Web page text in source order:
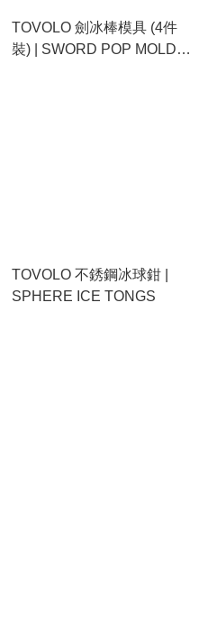
TOVOLO 劍冰棒模具 (4件
裝) | SWORD POP MOLDS
TOVOLO 不銹鋼冰球鉗 |
SPHERE ICE TONGS